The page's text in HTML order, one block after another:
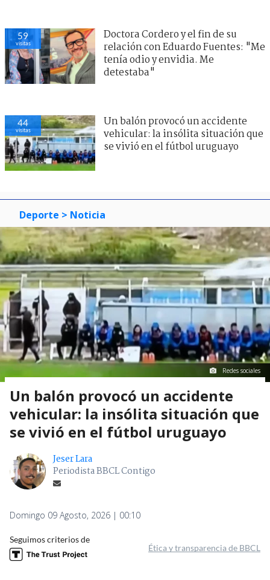
59
visitas
Doctora Cordero y el fin de su
relación con Eduardo Fuentes: "Me
tenía odio y envidia. Me
detestaba"
44
visitas
Un balón provocó un accidente
vehicular: la insólita situación que
se vivió en el fútbol uruguayo
Deporte > Noticia
Redes sociales
Un balón provocó un accidente
vehicular: la insólita situación que
se vivió en el fútbol uruguayo
Jeser Lara
Periodista BBCL Contigo
Domingo 09 Agosto, 2026 | 00:10
Seguimos criterios de
Ética y transparencia de BBCL